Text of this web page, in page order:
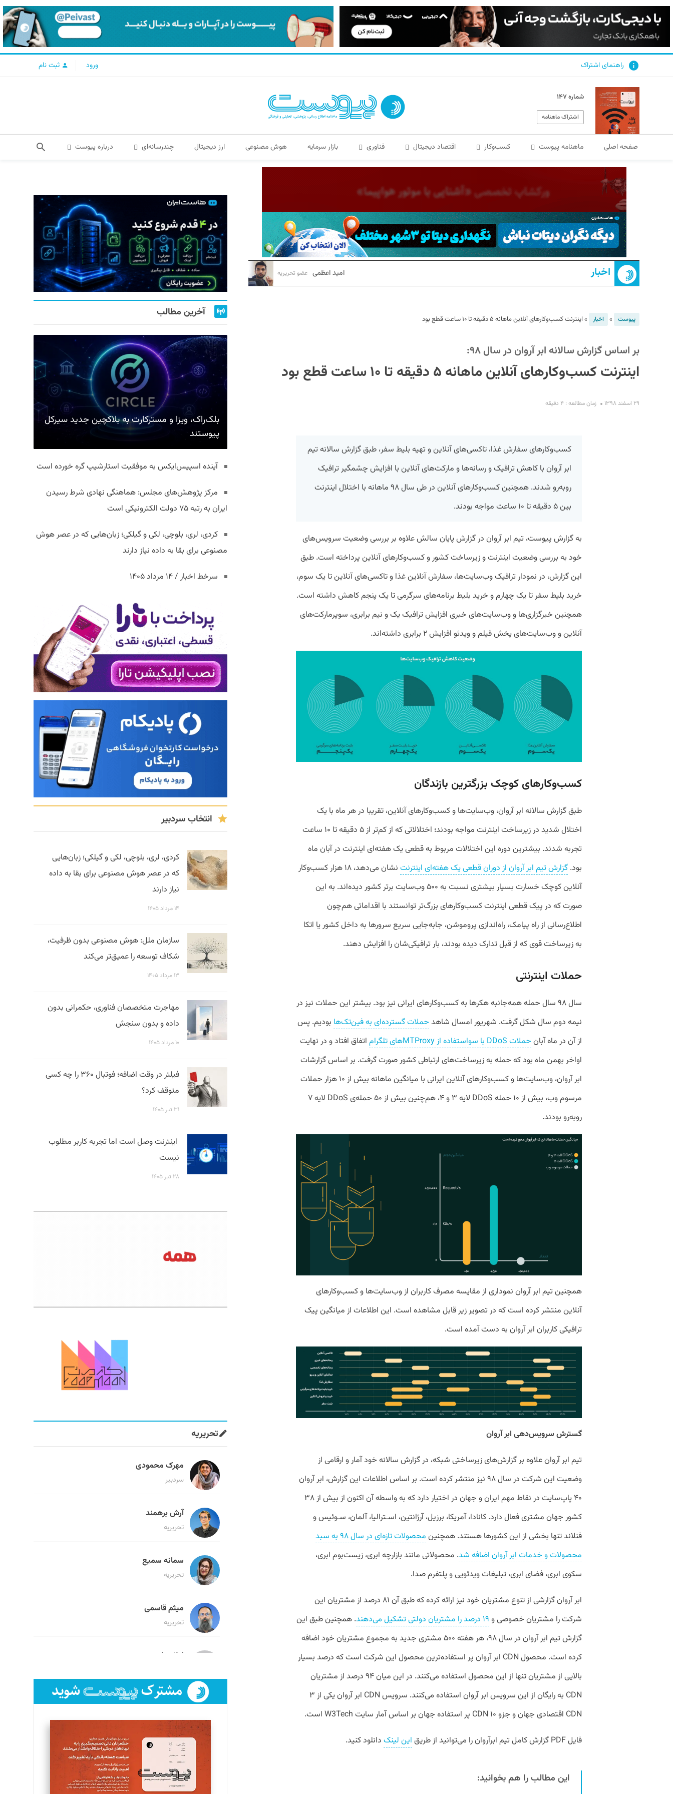
راهنمای اشتراک ورود ثبت نام
شماره ۱۴۷
اشتراک ماهنامه
صفحه اصلی ماهنامه پیوست کسب‌و‌کار اقتصاد دیجیتال فناوری بازار سرمایه هوش مصنوعی ارز دیجیتال چندرسانه‌ای درباره پیوست
اخبار امید اعظمی عضو تحریریه
پیوست » اخبار » اینترنت کسب‌وکار‌های آنلاین ماهانه ۵ دقیقه تا ۱۰ ساعت قطع بود
بر اساس گزارش سالانه ابر آروان در سال ۹۸:
اینترنت کسب‌وکار‌های آنلاین ماهانه ۵ دقیقه تا ۱۰ ساعت قطع بود
۲۹ اسفند ۱۳۹۸ زمان مطالعه : ۴ دقیقه
کسب‌وکار‌های سفارش غذا، تاکسی‌های آنلاین و تهیه بلیط سفر، طبق گزارش سالانه تیم
ابر آروان با کاهش ترافیک و رسانه‌ها و مارکت‌های آنلاین با افزایش چشمگیر ترافیک
روبه‌رو شدند. همچنین کسب‌وکار‌های آنلاین در طی سال ۹۸ ماهانه با اختلال اینترنت
بین ۵ دقیقه تا ۱۰ ساعت مواجه بودند.
به گزارش پیوست، تیم ابر آروان در گزارش پایان سالش علاوه بر بررسی وضعیت سرویس‌های
خود به بررسی وضعیت اینترنت و زیرساخت کشور و کسب‌وکار‌های آنلاین پرداخته است. طبق
این گزارش، در نمودار ترافیک وب‌سایت‌ها، سفارش آنلاین غذا و تاکسی‌های آنلاین تا یک سوم،‌
خرید بلیط سفر تا یک چهارم و خرید بلیط برنامه‌های سرگرمی تا یک پنجم کاهش داشته‌ است.
همچنین خبرگزاری‌ها و وب‌سایت‌های خبری افزایش ترافیک یک و نیم برابری، سوپرمارکت‌های
آنلاین و وب‌سایت‌های پخش فیلم و ویدئو افزایش ۲ برابری داشته‌اند.
کسب‌وکار‌های کوچک بزرگترین بازندگان
طبق گزارش سالانه ابر آروان، وب‌سایت‌ها و کسب‌وکارهای آنلاین، تقریبا در هر ماه با یک
اختلال شدید در زیرساخت اینترنت مواجه بودند؛ اختلالاتی که از کم‌تر از ۵ دقیقه تا ۱۰ ساعت
تجربه شدند. بیشترین دوره این اختلالات مربوط به قطعی یک هفته‌ای اینترنت در آبان ماه
بود.گزارش تیم ابر آروان از دوران قطعی یک هفته‌ای اینترنت
نشان می‌دهد، ۱۸ هزار کسب‌وکار
آنلاین کوچک خسارت بسیار بیشتری نسبت به ۵۰۰ وب‌سایت برتر کشور دیده‌اند. به این
صورت که در پیک قطعی اینترنت کسب‌وکارهای بزرگ‌تر توانستند با اقداماتی هم‌چون
اطلاع‌رسانی از راه پیامک، راه‌اندازی پروموشن، جابه‌جایی سریع سرورها به داخل کشور یا اتکا
به زیرساخت قوی که از قبل تدارک دیده بودند، بار ترافیکی‌شان را افزایش دهند.
حملات اینترنتی
سال ۹۸ سال حمله همه‌جانبه هکر‌ها به کسب‌وکار‌های ایرانی نیز بود. بیشتر این حملات نیز در
نیمه دوم سال شکل گرفت. شهریور امسال شاهد حملات گسترده‌ای به فین‌تک‌ها بودیم. پس
از آن در ماه آبان حملات DDoS با سواستفاده از MTProxyهای تلگرام
اتفاق افتاد و در نهایت
اواخر بهمن ماه بود که حمله به زیرساخت‌های ارتباطی کشور صورت گرفت. بر اساس گزارشات
ابر آروان، وب‌سایت‌ها و کسب‌وکارهای آنلاین ایرانی با میانگین ماهانه بیش از ۱۰ هزار حملات
مرسوم وب، بیش از ۱۰ حمله DDoS لایه ۳ و ۴، هم‌چنین بیش از ۵۰ حمله‌ی DDoS لایه ۷
روبه‌رو بودند.
همچنین تیم ابر آروان نموداری از مقایسه مصرف کاربران از وب‌سایت‌ها و کسب‌وکارهای
آنلاین منتشر کرده است که در تصویر زیر قابل مشاهده است. این اطلاعات از میانگین پیک
ترافیکی کاربران ابر آروان به دست آمده است.
گسترش سرویس‌دهی ابر آروان
تیم ابر آروان علاوه بر گزارش‌های زیرساختی شبکه، در گزارش سالانه خود آمار و ارقامی از
وضعیت این شرکت در سال ۹۸ نیز منتشر کرده است. بر اساس اطلاعات این گزارش،‌ ابر آروان
۴۰ پاپ‌سایت در نقاط مهم ایران و جهان در اختیار دارد که به واسطه آن اکنون از بیش از ۳۸
کشور جهان مشتری فعال دارد. کانادا، آمریکا، برزیل، آرژانتین، اسـترالیا، آلمان، سـوئیس و
فنلاند تنها بخشی از این کشورها هستند. همچنین
محصولات تازه‌ای در سال ۹۸ به سبد
محصولات و خدمات ابر آروان اضافه شد. محصولاتی مانند بازارچه ابری، زیست‌بوم ابری،
سکوی ابری، فضای ابری، تبلیغات ویدئویی و پلتفرم صدا.
ابر آروان گزارشی از تنوع مشتریان خود نیز ارائه کرده که طبق آن ۸۱ درصد از مشتریان این
شرکت را مشتریان خصوصی و ۱۹ درصد را مشتریان دولتی تشکیل می‌دهند
. همچنین طبق این
گزارش تیم ابر آروان در سال ۹۸، هر هفته ۵۰۰ مشتری جدید به مجموع مشتریان خود اضافه
کرده است. محصول CDN ابر آروان پر استفاده‌ترین محصول این شرکت است که درصد بسیار
بالایی از مشتریان تنها از این محصول استفاده می‌کنند. در این میان ۹۴ درصد از مشتریان
CDN به رایگان از این سرویس ابر آروان استفاده می‌کنند. سرویس CDN ابر آروان یکی از ۳
CDN اقتصادی جهان و جزو ۱۰ CDN پر استفاده جهان بر اساس آمار سایت W3Tech است.
فایل PDF گزارش کامل تیم ابرآروان را می‌توانید از طریق این لینک دانلود کنید.
این مطالب را هم بخوانید:
آخرین مطالب
بلک‌راک، ویزا و مسترکارت به بلاکچین جدید سیرکل
پیوستند
آینده اسپیس‌ایکس به موفقیت استارشیپ گره خورده است
مرکز پژوهش‌های مجلس: هماهنگی نهادی شرط رسیدن
ایران به رتبه ۷۵ دولت الکترونیکی است
کردی، لری، بلوچی، لکی و گیلکی؛ زبان‌هایی که در عصر هوش
مصنوعی برای بقا به داده نیاز دارند
سرخط اخبار / ۱۴ مرداد ۱۴۰۵
انتخاب سردبیر
کردی، لری، بلوچی، لکی و گیلکی؛ زبان‌هایی
که در عصر هوش مصنوعی برای بقا به داده
نیاز دارند
۱۴ مرداد ۱۴۰۵
سازمان ملل: هوش مصنوعی بدون ظرفیت،
شکاف توسعه را عمیق‌تر می‌کند
۱۳ مرداد ۱۴۰۵
مهاجرت متخصصان فناوری، حکمرانی بدون
داده و بدون سنجش
۱۰ مرداد ۱۴۰۵
فیلتر در وقت اضافه؛ فوتبال ۳۶۰ را چه کسی
متوقف کرد؟
۳۱ تیر ۱۴۰۵
اینترنت وصل است اما تجربه کاربر مطلوب
نیست
۲۸ تیر ۱۴۰۵
تحریریه
مهرک محمودی
سردبیر
آرش برهمند
تحریریه
سمانه سمیع
تحریریه
میثم قاسمی
تحریریه
لیلا حنارود
فائزه فتحی رستمی
تحریریه
سروش کرمیان
تحریریه